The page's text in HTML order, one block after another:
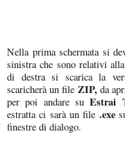
Nella prima schermata si
sinistra che sono relativi
di destra si scarica la
scaricherà un file ZIP,da
per poi andare suEstrai
estratta ci sarà un file .exe
finestre di dialogo.